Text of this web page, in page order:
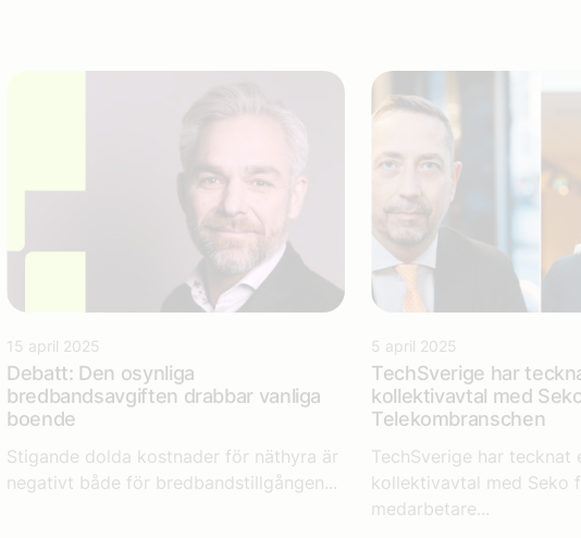
15 april 2025
Debatt: Den osynliga
bredbandsavgiften drabbar vanliga
boende
Stigande dolda kostnader för näthyra är
negativt både för bredbandstillgången...
5 april 2025
TechSverige har
kollektivavtal med
Telekombranschen
TechSverige har tecknat
kollektivavtal med Seko
medarbetare...